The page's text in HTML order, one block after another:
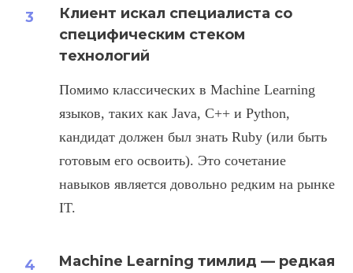
Клиент искал специалиста со
специфическим стеком
технологий
Помимо классических в Machine Learning
языков, таких как Java, С++ и Python,
кандидат должен был знать Ruby (или быть
готовым его освоить). Это сочетание
навыков является довольно редким на рынке
IT.
Machine Learning тимлид — редкая